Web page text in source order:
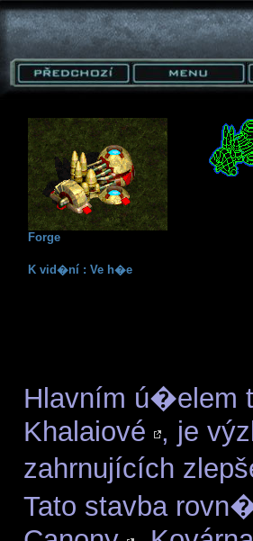
Forge
K vid�ní : Ve h�e
Hlavním
Khalaiové , je
zahrnujících
Tato stavba